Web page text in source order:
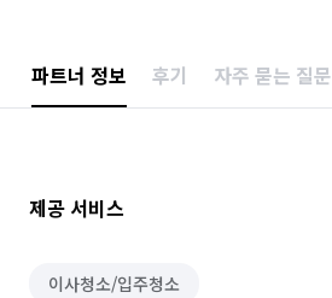
파트너 정보 후기 자주 묻는 질문
제공 서비스
이사청소/입주청소